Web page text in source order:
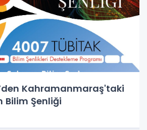
Kahramanmaraş'taki
Bilim Şenliği